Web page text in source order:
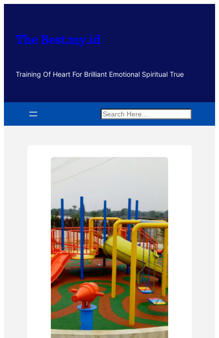
kontenThe Best.my.id
Training Of Heart For Brilliant Emotional Spiritual True
Search